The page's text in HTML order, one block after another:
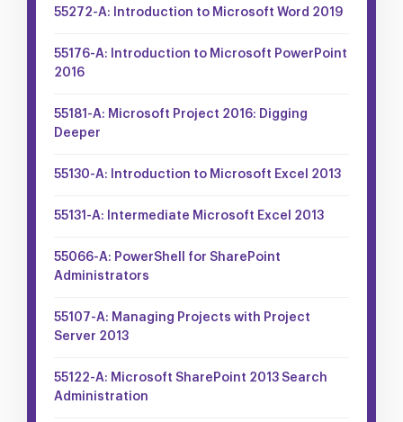
55272-A: Introduction to Microsoft Word 2019
55176-A: Introduction to Microsoft PowerPoint
2016
55181-A: Microsoft Project 2016: Digging
Deeper
55130-A: Introduction to Microsoft Excel 2013
55131-A: Intermediate Microsoft Excel 2013
55066-A: PowerShell for SharePoint
Administrators
55107-A: Managing Projects with Project
Server 2013
55122-A: Microsoft SharePoint 2013 Search
Administration